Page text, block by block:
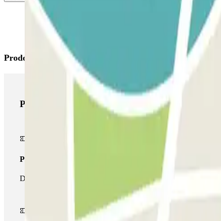
Prodotti di Parclick
Prodotti di Parclick
Pass unico
Durante il tuo soggiorno potrai entrare e uscire dal parcheggio